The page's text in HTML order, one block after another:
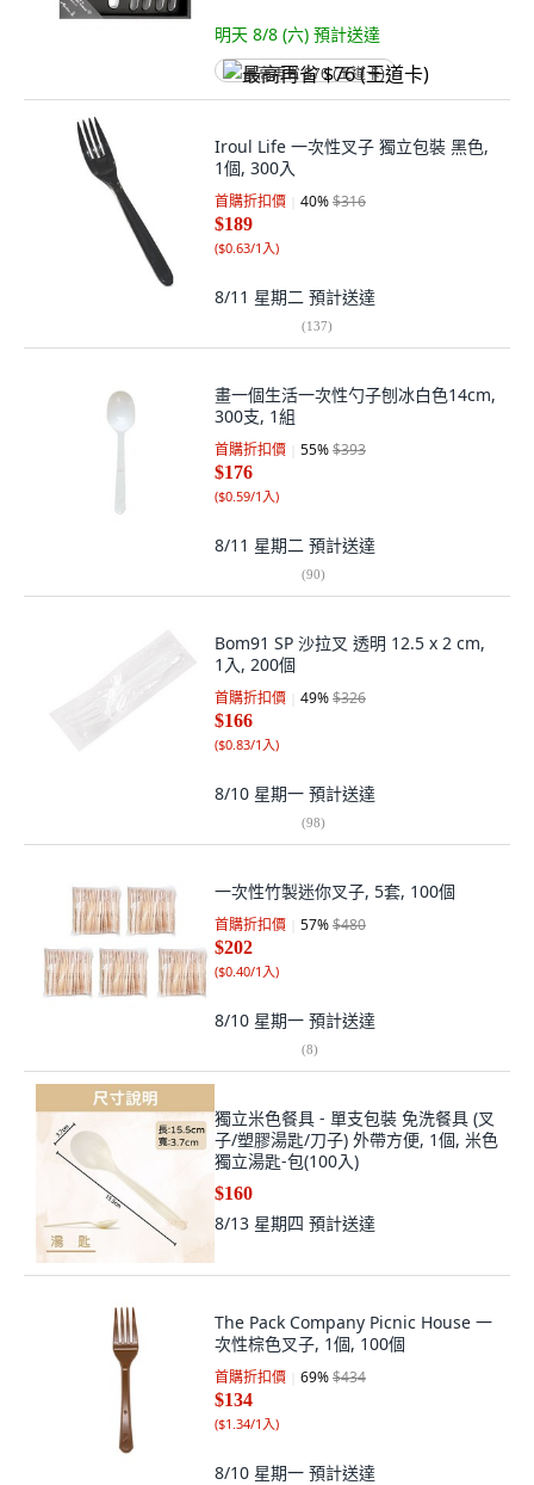
明天 8/8 (六) 預計送達
最高再省 $76 (王道卡)
Iroul Life 一次性叉子 獨立包裝 黑色,
1個, 300入
首購折扣價 40%$316
$189
($0.63/1入)
8/11 星期二 預計送達
(137)
畫一個生活一次性勺子刨冰白色14cm,
300支, 1組
首購折扣價 55%$393
$176
($0.59/1入)
8/11 星期二 預計送達
(90)
Bom91 SP 沙拉叉 透明 12.5 x 2 cm,
1入, 200個
首購折扣價 49%$326
$166
($0.83/1入)
8/10 星期一 預計送達
(98)
一次性竹製迷你叉子, 5套, 100個
首購折扣價 57%$480
$202
($0.40/1入)
8/10 星期一 預計送達
(8)
獨立米色餐具 - 單支包裝 免洗餐具 (叉
子/塑膠湯匙/刀子) 外帶方便, 1個, 米色
獨立湯匙-包(100入)
$160
8/13 星期四 預計送達
The Pack Company Picnic House 一
次性棕色叉子, 1個, 100個
首購折扣價 69%$434
$134
($1.34/1入)
8/10 星期一 預計送達